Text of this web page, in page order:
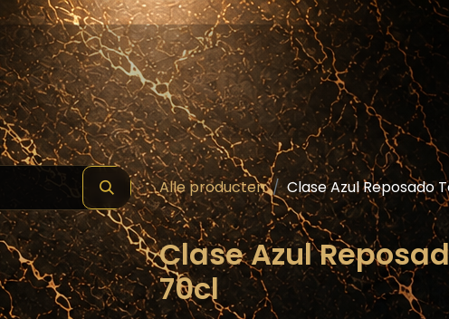
Schilde ( Wines & Spirits ) Masterclass
Alle producten Clase Azul Reposado
Clase Azul
70cl